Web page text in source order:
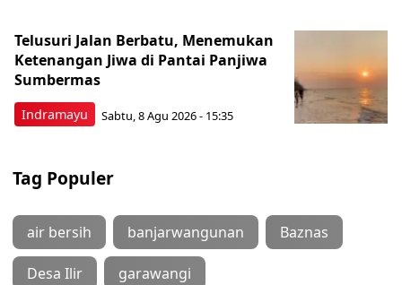
Indramayu
Telusuri Jalan Berbatu, Menemukan
Ketenangan Jiwa di Pantai Panjiwa
Sumbermas
Sabtu, 8 Agu 2026 - 15:35
Tag Populer
air bersih banjarwangunan Baznas
Desa Ilir garawangi